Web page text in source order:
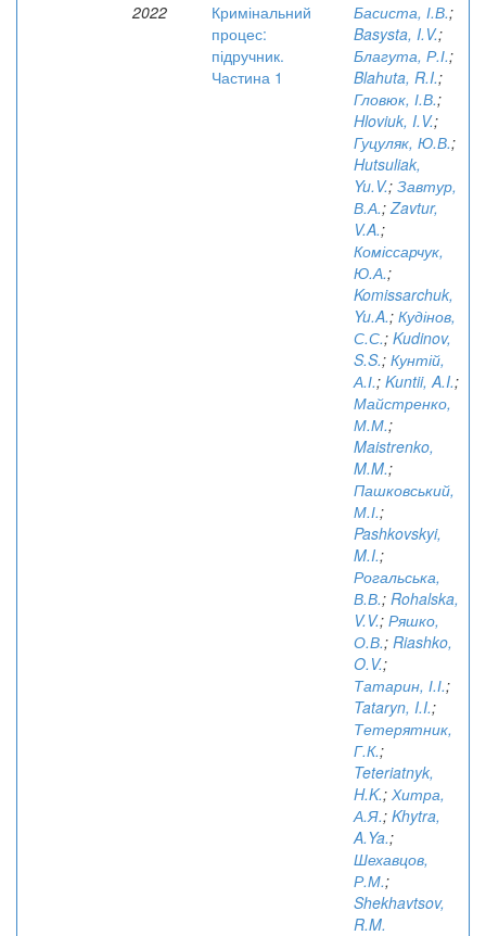
2022
Кримінальний
процес:
підручник.
Частина 1
Басиста, І.В.;
Basysta, I.V.;
Благута, Р.І.;
Blahuta, R.I.;
Гловюк, І.В.;
Hloviuk, I.V.;
Гуцуляк, Ю.В.;
Hutsuliak,
Yu.V.; Завтур,
В.А.;Zavtur,
V.A.;
Коміссарчук,
Ю.А.;
Komissarchuk,
Yu.A.; Кудінов,
С.С.; Kudinov,
S.S.; Кунтій,
А.І.; Kuntii, A.I.;
Майстренко,
М.М.;
Maistrenko,
M.M.;
Пашковський,
М.І.;
Pashkovskyi,
M.I.;
Рогальська,
В.В.; Rohalska,
V.V.; Ряшко,
О.В.; Riashko,
O.V.;
Татарин, І.І.;
Tataryn, I.I.;
Тетерятник,
Г.К.;
Teteriatnyk,
H.K.; Хитра,
А.Я.; Khytra,
A.Ya.;
Шехавцов,
Р.М.;
Shekhavtsov,
R.M.